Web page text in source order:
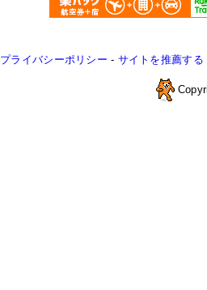
プライバシーポリシー - サイトを推薦する